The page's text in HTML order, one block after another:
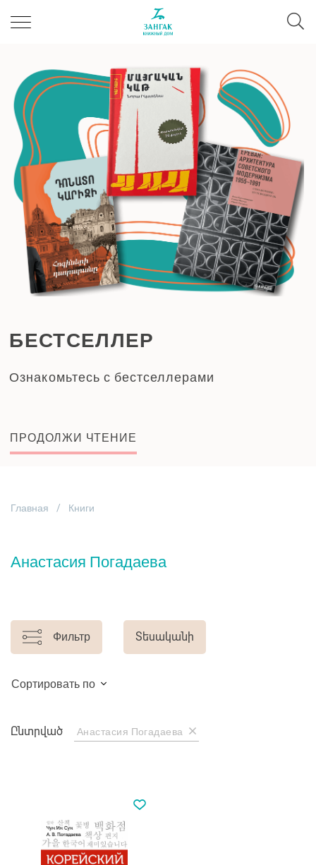
БЕСТСЕЛЛЕР
Ознакомьтесь с бестселлерами
ПРОДОЛЖИ ЧТЕНИЕ
Главная Книги
Анастасия Погадаева
Фильтр Տեսականի
Сортировать по
Ընտրված Анастасия Погадаева